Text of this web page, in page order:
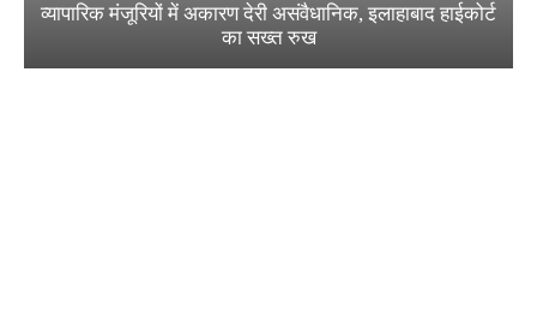
व्यापारिक मंजूरियों में अकारण देरी असंवैधानिक, इलाहाबाद हाईकोर्ट
का सख्त रुख